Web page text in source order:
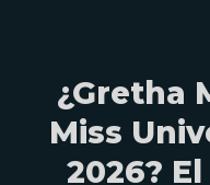
¿Gretha
Miss
2026?